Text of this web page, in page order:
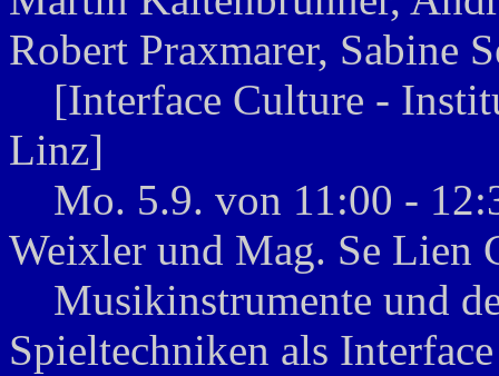
Robert Praxmarer, Sabine
[Interface Culture -
Linz]
Mo. 5.9. von 11:00 -
Weixler und Mag. Se Lien
Musikinstrumente und
Spieltechniken als